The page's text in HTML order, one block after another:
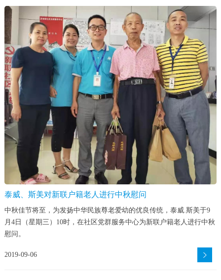
泰威、斯美对新联户籍老人进行中秋慰问
中秋佳节将至，为发扬中华民族尊老爱幼的优良传统，泰威.斯美于9
月4日（星期三）10时，在社区党群服务中心为新联户籍老人进行中秋
慰问。
2019-09-06